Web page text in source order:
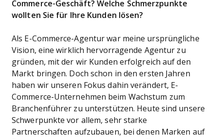
Commerce-Geschäft? Welche Schmerzpunkte
wollten Sie für Ihre Kunden lösen?
Als E-Commerce-Agentur war meine ursprüngliche
Vision, eine wirklich hervorragende Agentur zu
gründen, mit der wir Kunden erfolgreich auf den
Markt bringen. Doch schon in den ersten Jahren
haben wir unseren Fokus dahin verändert, E-
Commerce-Unternehmen beim Wachstum zum
Branchenführer zu unterstützen. Heute sind unsere
Schwerpunkte vor allem, sehr starke
Partnerschaften aufzubauen, bei denen Marken auf